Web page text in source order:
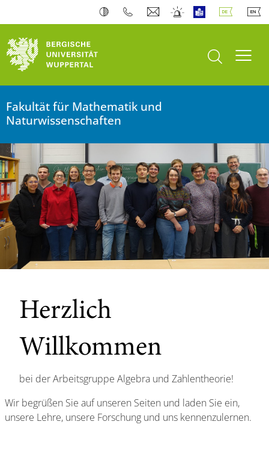
Suche öffnen
Fakultät für Mathematik und
Naturwissenschaften
Bergische Universität Wuppertal
Herzlich
Willkommen
bei der Arbeitsgruppe Algebra und Zahlentheorie!
Wir begrüßen Sie auf unseren Seiten und laden Sie ein,
unsere Lehre, unsere Forschung und uns kennenzulernen.